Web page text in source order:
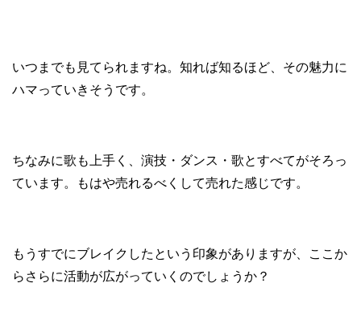
いつまでも見てられますね。知れば知るほど、その魅力に
ハマっていきそうです。
ちなみに歌も上手く、演技・ダンス・歌とすべてがそろっ
ています。もはや売れるべくして売れた感じです。
もうすでにブレイクしたという印象がありますが、ここか
らさらに活動が広がっていくのでしょうか？